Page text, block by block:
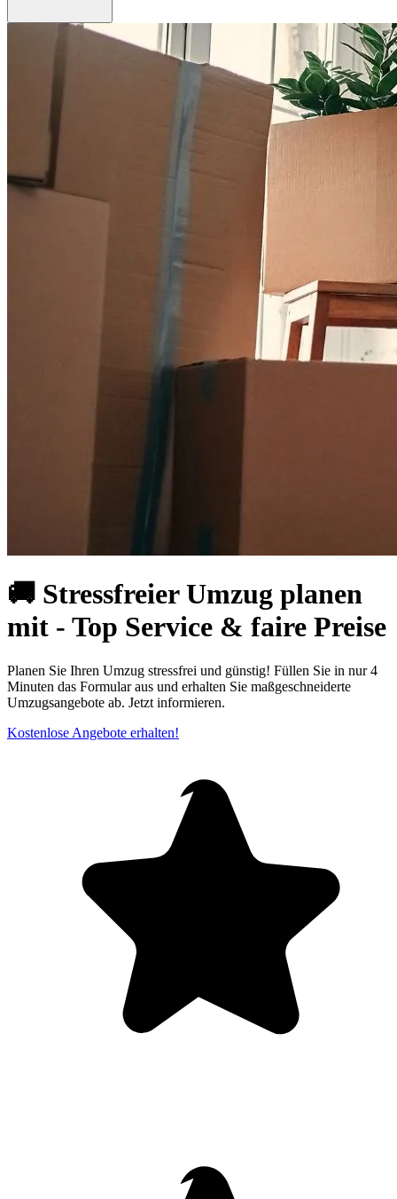
🚚 Stressfreier Umzug planen
mit - Top Service & faire Preise
Planen Sie Ihren Umzug stressfrei und günstig! Füllen Sie in nur 4
Minuten das Formular aus und erhalten Sie maßgeschneiderte
Umzugsangebote ab. Jetzt informieren.
Kostenlose Angebote erhalten!